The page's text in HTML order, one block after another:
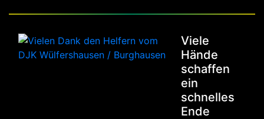
Viele
Hände
schaffen
ein
schnelles
Ende